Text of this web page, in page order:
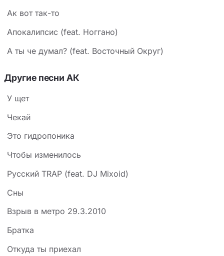
Ак вот так-то
Апокалипсис (feat. Ноггано)
А ты че думал? (feat. Восточный Округ)
Другие песни АК
У щет
Чекай
Это гидропоника
Чтобы изменилось
Русский TRAP (feat. DJ Mixoid)
Сны
Взрыв в метро 29.3.2010
Братка
Откуда ты приехал